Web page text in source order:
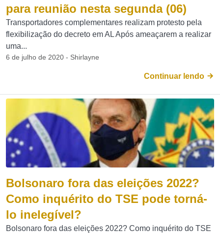
para reunião nesta segunda (06)
Transportadores complementares realizam protesto pela
flexibilização do decreto em AL Após ameaçarem a realizar
uma...
6 de julho de 2020 - Shirlayne
Continuar lendo
Bolsonaro fora das eleições 2022?
Como inquérito do TSE pode torná-
lo inelegível?
Bolsonaro fora das eleições 2022? Como inquérito do TSE